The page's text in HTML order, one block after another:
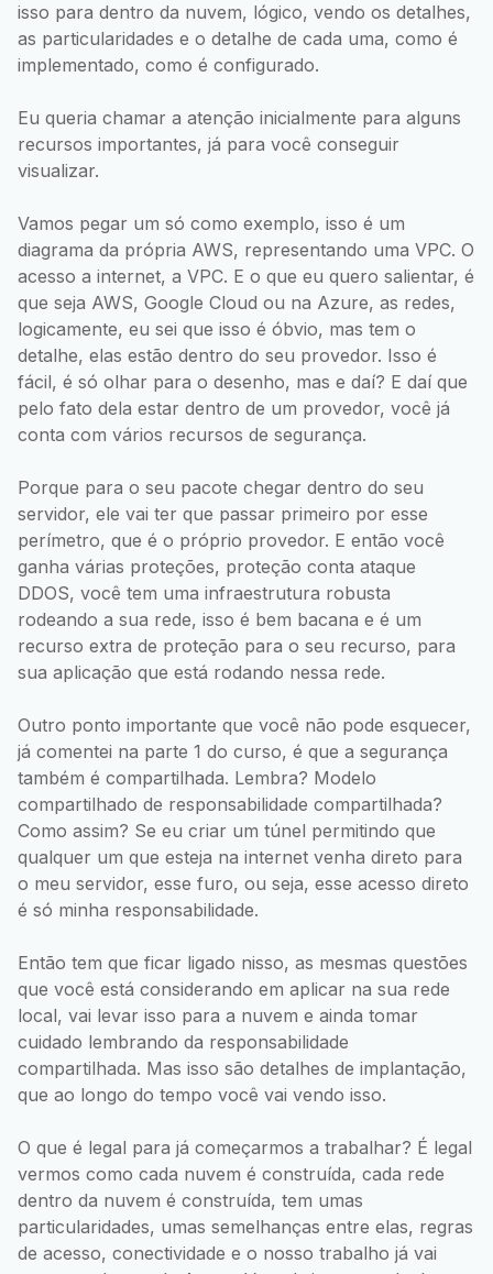
isso para dentro da nuvem, lógico, vendo os detalhes,
as particularidades e o detalhe de cada uma, como é
implementado, como é configurado.
Eu queria chamar a atenção inicialmente para alguns
recursos importantes, já para você conseguir
visualizar.
Vamos pegar um só como exemplo, isso é um
diagrama da própria AWS, representando uma VPC. O
acesso a internet, a VPC. E o que eu quero salientar, é
que seja AWS, Google Cloud ou na Azure, as redes,
logicamente, eu sei que isso é óbvio, mas tem o
detalhe, elas estão dentro do seu provedor. Isso é
fácil, é só olhar para o desenho, mas e daí? E daí que
pelo fato dela estar dentro de um provedor, você já
conta com vários recursos de segurança.
Porque para o seu pacote chegar dentro do seu
servidor, ele vai ter que passar primeiro por esse
perímetro, que é o próprio provedor. E então você
ganha várias proteções, proteção conta ataque
DDOS, você tem uma infraestrutura robusta
rodeando a sua rede, isso é bem bacana e é um
recurso extra de proteção para o seu recurso, para
sua aplicação que está rodando nessa rede.
Outro ponto importante que você não pode esquecer,
já comentei na parte 1 do curso, é que a segurança
também é compartilhada. Lembra? Modelo
compartilhado de responsabilidade compartilhada?
Como assim? Se eu criar um túnel permitindo que
qualquer um que esteja na internet venha direto para
o meu servidor, esse furo, ou seja, esse acesso direto
é só minha responsabilidade.
Então tem que ficar ligado nisso, as mesmas questões
que você está considerando em aplicar na sua rede
local, vai levar isso para a nuvem e ainda tomar
cuidado lembrando da responsabilidade
compartilhada. Mas isso são detalhes de implantação,
que ao longo do tempo você vai vendo isso.
O que é legal para já começarmos a trabalhar? É legal
vermos como cada nuvem é construída, cada rede
dentro da nuvem é construída, tem umas
particularidades, umas semelhanças entre elas, regras
de acesso, conectividade e o nosso trabalho já vai